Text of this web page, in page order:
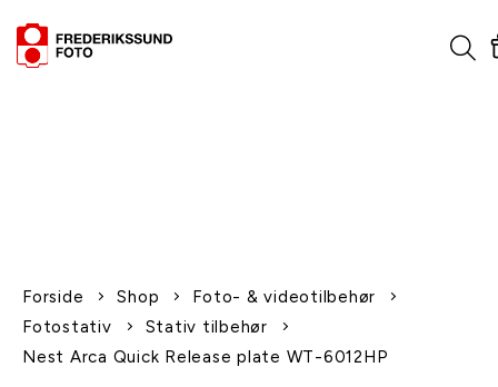
Forside Shop
Foto- & videotilbehør
Fotostativ
Stativ tilbehør
Nest Arca Quick Release plate WT-6012HP